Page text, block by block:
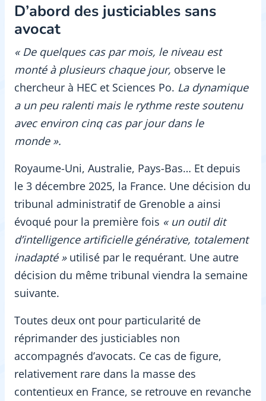
D’abord des justiciables sans
avocat
« De quelques cas par mois, le niveau est
monté à plusieurs chaque jour, observe le
chercheur à HEC et Sciences Po. La dynamique
a un peu ralenti mais le rythme reste soutenu
avec environ cinq cas par jour dans le
monde ».
Royaume-Uni, Australie, Pays-Bas… Et depuis
le 3 décembre 2025, la France. Une décision du
tribunal administratif de Grenoble a ainsi
évoqué pour la première fois « un outil dit
d’intelligence artificielle générative, totalement
inadapté » utilisé par le requérant. Une autre
décision du même tribunal viendra la semaine
suivante.
Toutes deux ont pour particularité de
réprimander des justiciables non
accompagnés d’avocats. Ce cas de figure,
relativement rare dans la masse des
contentieux en France, se retrouve en revanche